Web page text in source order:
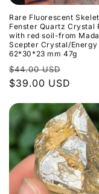
Rare Fluorescent
Fenster Quartz Crystal
with red soil-from
Scepter Crystal/
62*30*23 mm 47g
Normaler
Preis
$44.00 USD
$39.00 USD